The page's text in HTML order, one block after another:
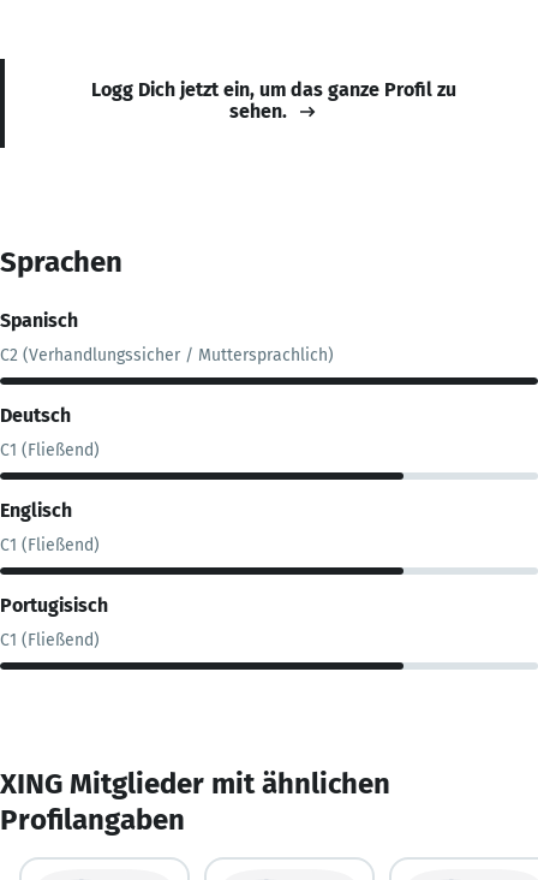
Logg Dich jetzt ein, um das ganze Profil zu
sehen.
Sprachen
Spanisch
C2 (Verhandlungssicher / Muttersprachlich)
Deutsch
C1 (Fließend)
Englisch
C1 (Fließend)
Portugisisch
C1 (Fließend)
XING Mitglieder mit ähnlichen
Profilangaben